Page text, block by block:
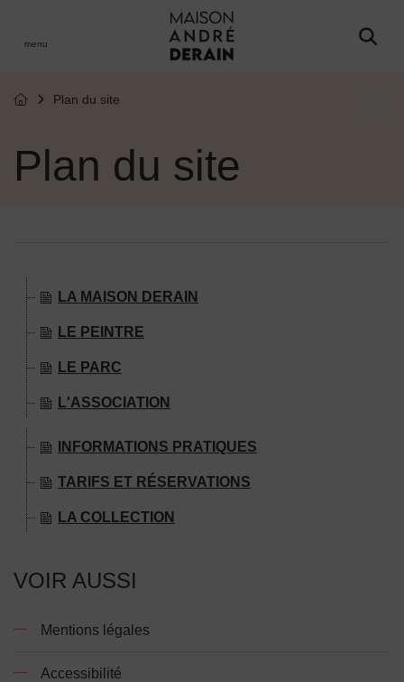
Retour à l'accueil
le menu
Page d'accueil du site
Plan du site
Plan du site
LA MAISON DERAIN
LE PEINTRE
LE PARC
L'ASSOCIATION
INFORMATIONS PRATIQUES
TARIFS ET RÉSERVATIONS
LA COLLECTION
VOIR AUSSI
Mentions légales
Accessibilité